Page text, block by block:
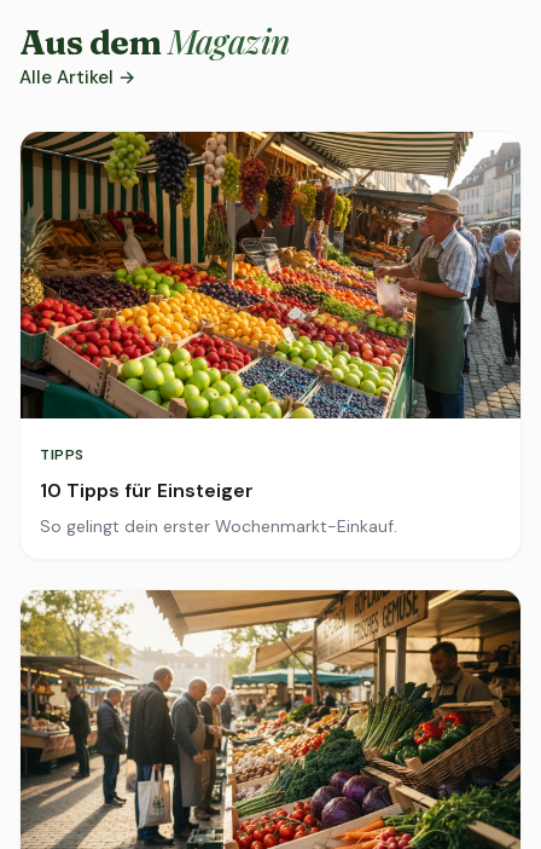
Aus demMagazin
Alle Artikel →
TIPPS
10 Tipps für Einsteiger
So gelingt dein erster Wochenmarkt-Einkauf.